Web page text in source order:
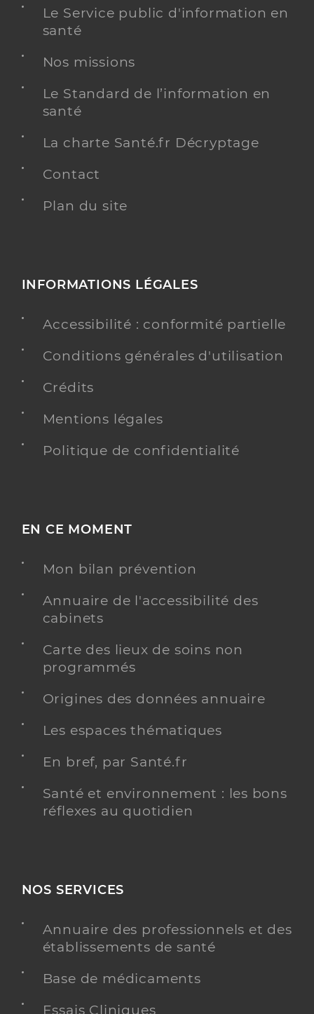
Le Service public d'information en
santé
Nos missions
Le Standard de l’information en
santé
La charte Santé.fr Décryptage
Contact
Plan du site
INFORMATIONS LÉGALES
Accessibilité : conformité partielle
Conditions générales d'utilisation
Crédits
Mentions légales
Politique de confidentialité
EN CE MOMENT
Mon bilan prévention
Annuaire de l'accessibilité des
cabinets
Carte des lieux de soins non
programmés
Origines des données annuaire
Les espaces thématiques
En bref, par Santé.fr
Santé et environnement : les bons
réflexes au quotidien
NOS SERVICES
Annuaire des professionnels et des
établissements de santé
Base de médicaments
Essais Cliniques